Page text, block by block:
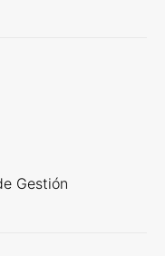
Gestión